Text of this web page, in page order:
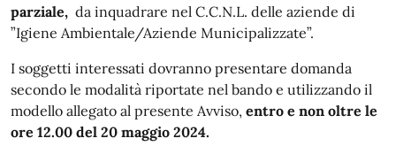
parziale, da inquadrare nel C.C.N.L. delle aziende di
”Igiene Ambientale/Aziende Municipalizzate”.
I soggetti interessati dovranno presentare domanda
secondo le modalità riportate nel bando e utilizzando il
modello allegato al presente Avviso, entro e non oltre le
ore 12.00 del 20 maggio 2024.